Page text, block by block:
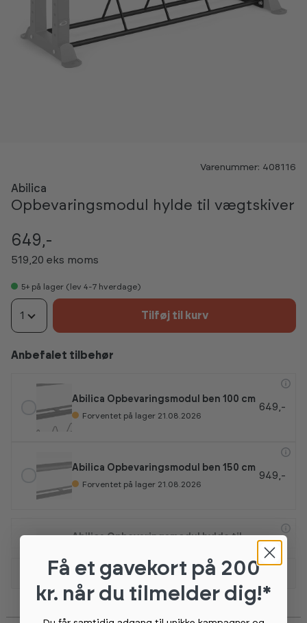
Varenummer: 408116
Abilica
Opbevaringsmodul hylde til vægtskiver
649,-
519,20 eks moms
5+ på lager (lev 4-7 hverdage)
1 Tilføj til kurv
Anbefalet tilbehør
Abilica Opbevaringsmodul ben 100 cm
Forventet på lager 21.08.2026
649,-
Abilica Opbevaringsmodul ben 150 cm
Forventet på lager 21.08.2026
949,-
Abilica Opbevaringsmodul hylde til
Forventet på lager 11.09.2026
549,-
Kun 5 tilbage
kettlebells
799,-
Vis flere tilbehør
Få et gavekort på 200
kr. når du tilmelder dig!*